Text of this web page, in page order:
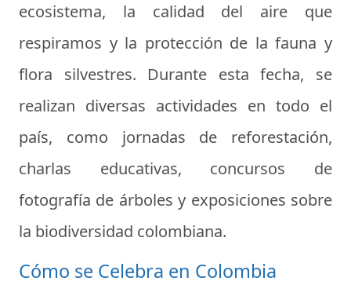
ecosistema, la calidad del aire que
respiramos y la protección de la fauna y
flora silvestres. Durante esta fecha, se
realizan diversas actividades en todo el
país, como jornadas de reforestación,
charlas educativas, concursos de
fotografía de árboles y exposiciones sobre
la biodiversidad colombiana.
Cómo se Celebra en Colombia